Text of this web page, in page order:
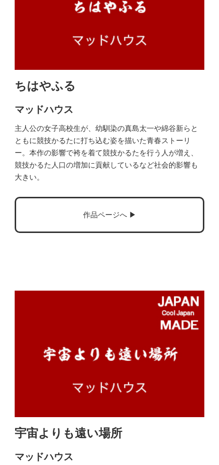
ちはやふる
マッドハウス
主人公の女子高校生が、幼馴染の真島太一や綿谷新らと
ともに競技かるたに打ち込む姿を描いた青春ストーリ
ー。本作の影響で袴を着て競技かるたを行う人が増え、
競技かるた人口の増加に貢献しているなど社会的影響も
大きい。
作品ページへ ▶︎
宇宙よりも遠い場所
マッドハウス